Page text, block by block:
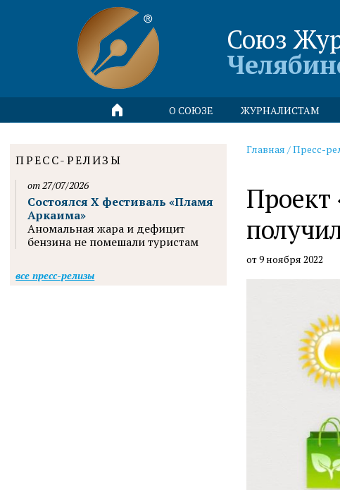
Союз
О СОЮЗЕ ЖУРНАЛИСТАМ
Главная /Пресс-
Проект
от 9 ноября 2022
ПРЕСС-РЕЛИЗЫ
от 27/07/2026
Состоялся X фестиваль «Пламя
Аркаима»
Аномальная жара и дефицит
бензина не помешали туристам
все пресс-релизы